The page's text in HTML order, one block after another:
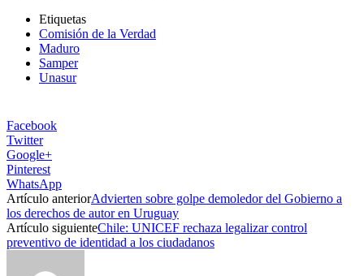
Etiquetas
Comisión de la Verdad
Maduro
Samper
Unasur
Facebook
Twitter
Google+
Pinterest
WhatsApp
Artículo anteriorAdvierten sobre golpe demoledor del Gobierno a
los derechos de autor en Uruguay
Artículo siguienteChile: UNICEF rechaza legalizar control
preventivo de identidad a los ciudadanos